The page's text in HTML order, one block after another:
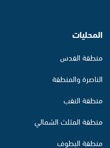
المحليات
منطقة القدس
الناصرة والمنطقة
منطقة النقب
منطقة المثلث الشمالي
منطقة البطوف